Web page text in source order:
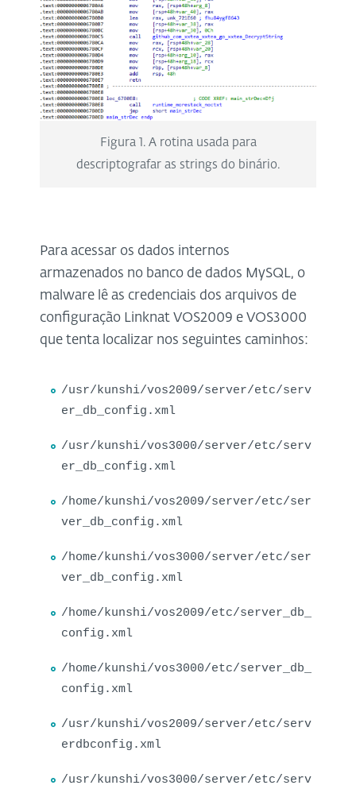
Figura 1. A rotina usada para
descriptografar as strings do binário.
Para acessar os dados internos
armazenados no banco de dados MySQL, o
malware lê as credenciais dos arquivos de
configuração Linknat VOS2009 e VOS3000
que tenta localizar nos seguintes caminhos:
/usr/kunshi/vos2009/server/etc/serv
er_db_config.xml
/usr/kunshi/vos3000/server/etc/serv
er_db_config.xml
/home/kunshi/vos2009/server/etc/ser
ver_db_config.xml
/home/kunshi/vos3000/server/etc/ser
ver_db_config.xml
/home/kunshi/vos2009/etc/server_db_
config.xml
/home/kunshi/vos3000/etc/server_db_
config.xml
/usr/kunshi/vos2009/server/etc/serv
erdbconfig.xml
/usr/kunshi/vos3000/server/etc/serv